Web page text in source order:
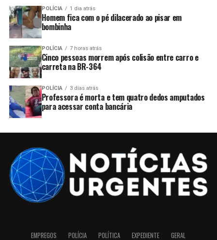
POLÍCIA 1 dia atrás
Homem fica com o pé dilacerado ao pisar em
bombinha
POLÍCIA 7 horas atrás
Cinco pessoas morrem após colisão entre carro e
carreta na BR-364
POLÍCIA 3 dias atrás
Professora é morta e tem quatro dedos amputados
para acessar conta bancária
EMPREGOS POLÍCIA POLÍTICA EXPEDIENTE GERAL